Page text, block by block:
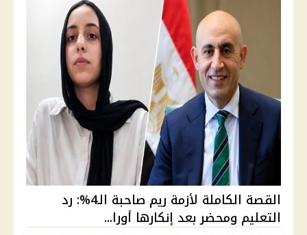
القصة الكاملة لأزمة ريم صاحبة الـ4%: رد
التعليم ومحضر بعد إنكارها أورا...